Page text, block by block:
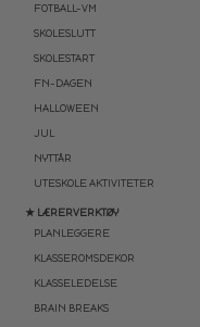
FOTBALL-VM
SKOLESLUTT
SKOLESTART
FN-DAGEN
HALLOWEEN
JUL
NYTTÅR
UTESKOLE AKTIVITETER
★ LÆRERVERKTØY
PLANLEGGERE
KLASSEROMSDEKOR
KLASSELEDELSE
BRAIN BREAKS